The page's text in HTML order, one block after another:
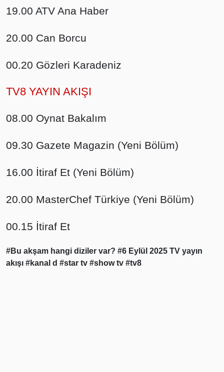
19.00 ATV Ana Haber
20.00 Can Borcu
00.20 Gözleri Karadeniz
TV8 YAYIN AKIŞI
08.00 Oynat Bakalım
09.30 Gazete Magazin (Yeni Bölüm)
16.00 İtiraf Et (Yeni Bölüm)
20.00 MasterChef Türkiye (Yeni Bölüm)
00.15 İtiraf Et
#Bu akşam hangi diziler var? #6 Eylül 2025 TV yayın
akışı #kanal d #star tv #show tv #tv8